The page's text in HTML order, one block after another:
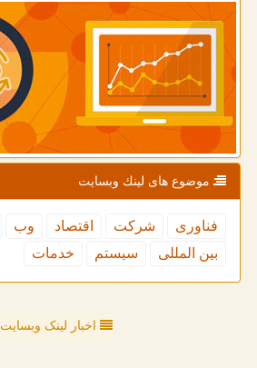
موضوع های لینك وبسایت
فناوری شركت اقتصاد وب
بین المللی
سیستم خدمات
اخبار لینک وبسایت